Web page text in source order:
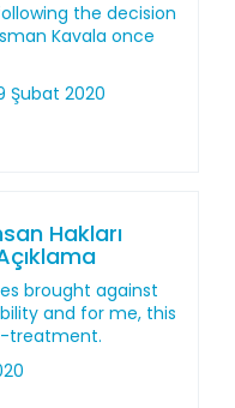
the decision
Kavala once
Şubat 2020
Hakları
brought against
and for me, this
treatment.